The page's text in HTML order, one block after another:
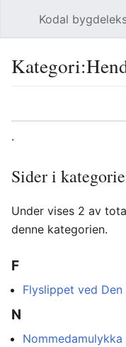
Kodal
Kategori:
.
Sider i
Under vises 2 av
denne kategorien.
F
Flyslippet ved
N
Nommedamulykka